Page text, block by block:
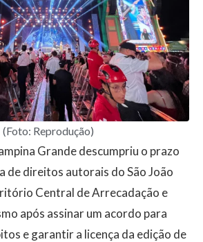
(Foto: Reprodução)
Grande descumpriu o prazo
de direitos autorais do São João
Central de Arrecadação e
após assinar um acordo para
e garantir a licença da edição de